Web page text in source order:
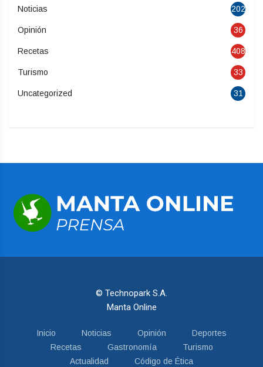
Noticias 202
Opinión 36
Recetas 408
Turismo 33
Uncategorized 31
© Technopark S.A.
Manta Online
Inicio Noticias Opinión
Deportes
Recetas
Gastronomía
Turismo
Actualidad
Código de Ética